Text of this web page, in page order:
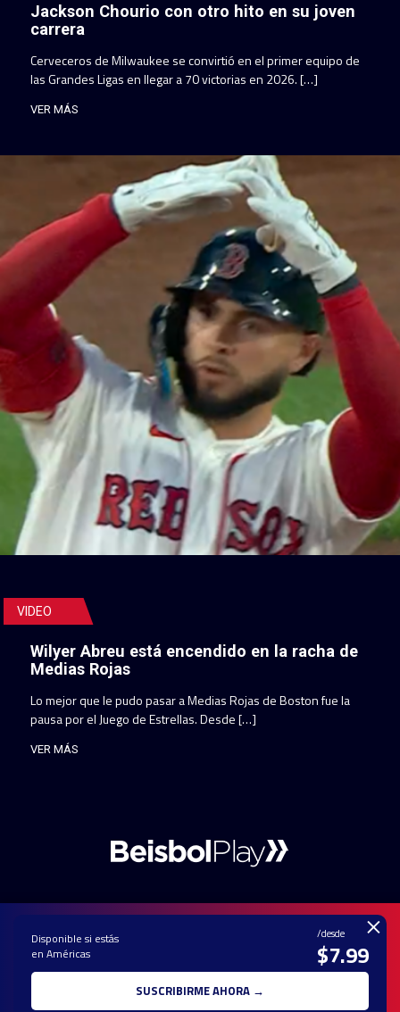
Jackson Chourio con otro hito en su joven
carrera
Cerveceros de Milwaukee se convirtió en el primer equipo de
las Grandes Ligas en llegar a 70 victorias en 2026. […]
VER MÁS
VIDEO
Wilyer Abreu está encendido en la racha de
Medias Rojas
Lo mejor que le pudo pasar a Medias Rojas de Boston fue la
pausa por el Juego de Estrellas. Desde […]
VER MÁS
PAUTA CON
TÉRMINOS Y
CONDICIONES
© 2025 TODOS LOS DERECHOS RESERVADOS - UNA MARCA REGISTRADA
Disponible si estás
en Américas
/desde
$7.99
SUSCRIBIRME AHORA →
×